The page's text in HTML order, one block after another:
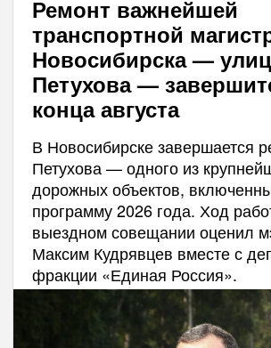
Ремонт важнейшей
транспортной
Новосибирска —
Петухова —
конца августа
В Новосибирске завершается
Петухова — одного из
дорожных объектов,
программу 2026 года. Ход
выездном совещании оценил
Максим Кудрявцев вместе с
фракции «Единая Россия».